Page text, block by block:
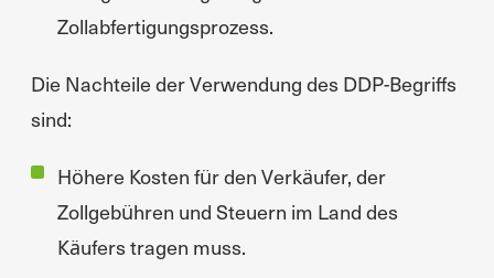
Zollabfertigungsprozess.
Die Nachteile der Verwendung des DDP-Begriffs
sind:
Höhere Kosten für den Verkäufer, der
Zollgebühren und Steuern im Land des
Käufers tragen muss.